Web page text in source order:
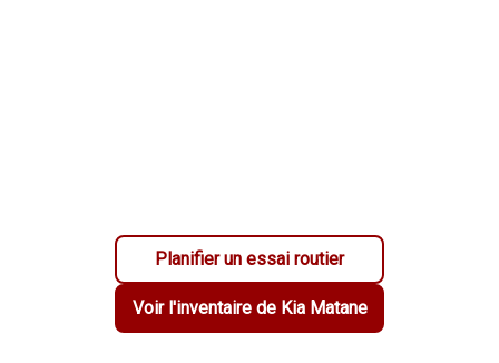
Planifier un essai routier
Voir l'inventaire de Kia Matane